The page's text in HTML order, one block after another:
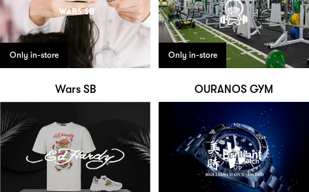
Only in-store
Wars SB
Only in-store
OURANOS GYM